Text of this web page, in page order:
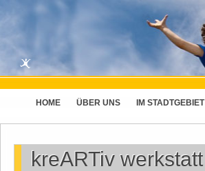
HOME ÜBER UNS IM STADTGEBIET
kreARTiv werkstatt